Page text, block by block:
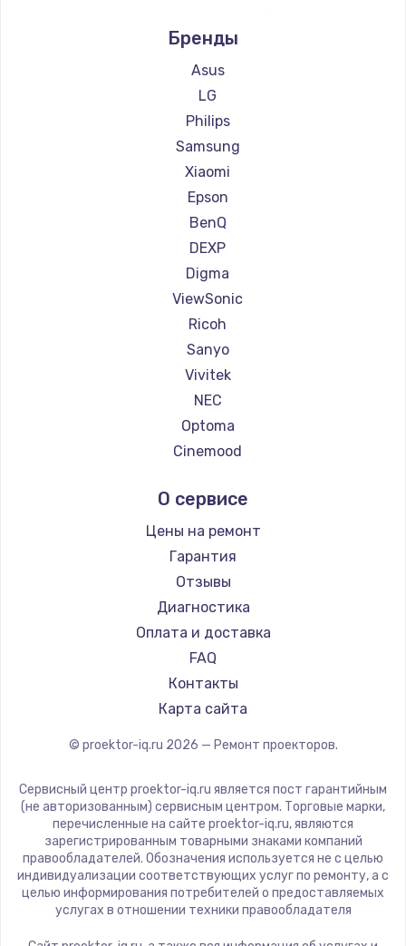
Ремонт проекторов Barco
Ремонт проекторов Xgimi
Ремонт проекторов Canon
Ремонт проекторов JVC
Ремонт проекторов Casio
Ремонт проекторов Hiper
Ремонт проекторов HITACHI
Ремонт проекторов Panasonic
Ремонт проекторов Hisense
Бренды
Asus
LG
Philips
Samsung
Xiaomi
Epson
BenQ
DEXP
Digma
ViewSonic
Ricoh
Sanyo
Vivitek
NEC
Optoma
Cinemood
Barco
Xgimi
Canon
JVC
Casio
Hiper
HITACHI
Panasonic
Hisense
О сервисе
Цены на ремонт
Гарантия
Отзывы
Диагностика
Оплата и доставка
FAQ
Контакты
Карта сайта
© proektor-iq.ru 2026 — Ремонт проекторов.
Сервисный центр proektor-iq.ru является пост гарантийным
(не авторизованным) сервисным центром. Торговые марки,
перечисленные на сайте proektor-iq.ru, являются
зарегистрированным товарными знаками компаний
правообладателей. Обозначения используется не с целью
индивидуализации соответствующих услуг по ремонту, а с
целью информирования потребителей о предоставляемых
услугах в отношении техники правообладателя